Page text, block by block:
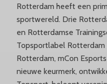
Rotterdam heeft een
sportwereld. Drie
en Rotterdamse
Topsportlabel
Rotterdam, mCon
nieuwe keurmerk,